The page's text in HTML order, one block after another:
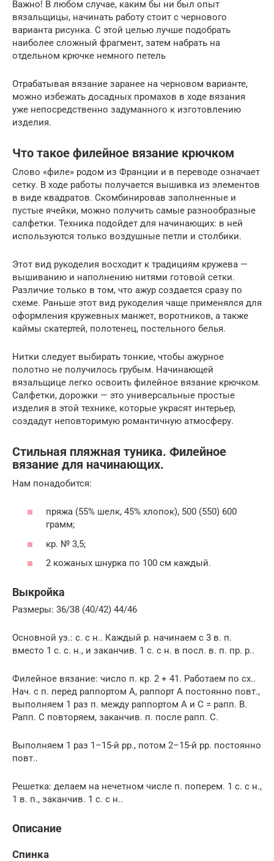
Важно! В любом случае, каким бы ни был опыт
вязальщицы, начинать работу стоит с чернового
варианта рисунка. С этой целью лучше подобрать
наиболее сложный фрагмент, затем набрать на
отдельном крючке немного петель
Отрабатывая вязание заранее на черновом варианте,
можно избежать досадных промахов в ходе вязания
уже непосредственно задуманного к изготовлению
изделия.
Что такое филейное вязание крючком
Слово «филе» родом из Франции и в переводе означает
сетку. В ходе работы получается вышивка из элементов
в виде квадратов. Скомбинировав заполненные и
пустые ячейки, можно получить самые разнообразные
салфетки. Техника подойдет для начинающих: в ней
используются только воздушные петли и столбики.
Этот вид рукоделия восходит к традициям кружева —
вышиванию и наполнению нитями готовой сетки.
Различие только в том, что ажур создается сразу по
схеме. Раньше этот вид рукоделия чаще применялся для
оформления кружевных манжет, воротников, а также
каймы скатертей, полотенец, постельного белья.
Нитки следует выбирать тонкие, чтобы ажурное
полотно не получилось грубым. Начинающей
вязальщице легко освоить филейное вязание крючком.
Салфетки, дорожки — это универсальные простые
изделия в этой технике, которые украсят интерьер,
создадут неповторимую романтичную атмосферу.
Стильная пляжная туника. Филейное
вязание для начинающих.
Нам понадобится:
пряжа (55% шелк, 45% хлопок), 500 (550) 600
грамм;
кр. № 3,5;
2 кожаных шнурка по 100 см каждый.
Выкройка
Размеры: 36/38 (40/42) 44/46
Основной уз.: с. с н.. Каждый р. начинаем с 3 в. п.
вместо 1 с. с. н., и заканчив. 1 с. с н. в посл. в. п. пр. р..
Филейное вязание: число п. кр. 2 + 41. Работаем по сх..
Нач. с п. перед раппортом A, раппорт A постоянно повт.,
выполняем 1 раз п. между раппортом А и С = рапп. B.
Рапп. C повторяем, заканчив. п. после рапп. C.
Выполняем 1 раз 1–15-й рр., потом 2–15-й рр. постоянно
повт..
Решетка: делаем на нечетном числе п. поперем. 1 с. с н.,
1 в. п., заканчив. 1 с. с н..
Описание
Спинка